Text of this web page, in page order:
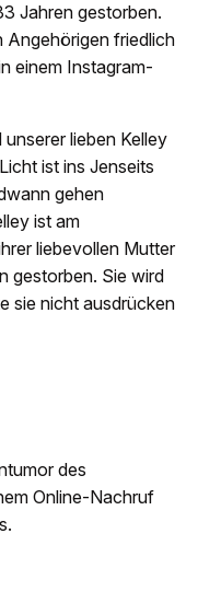
Jahren gestorben.
Angehörigen friedlich
einem Instagram-
lieben Kelley
ist ins Jenseits
gehen
ist am
liebevollen Mutter
gestorben. Sie wird
sie nicht ausdrücken
des
Online-Nachruf